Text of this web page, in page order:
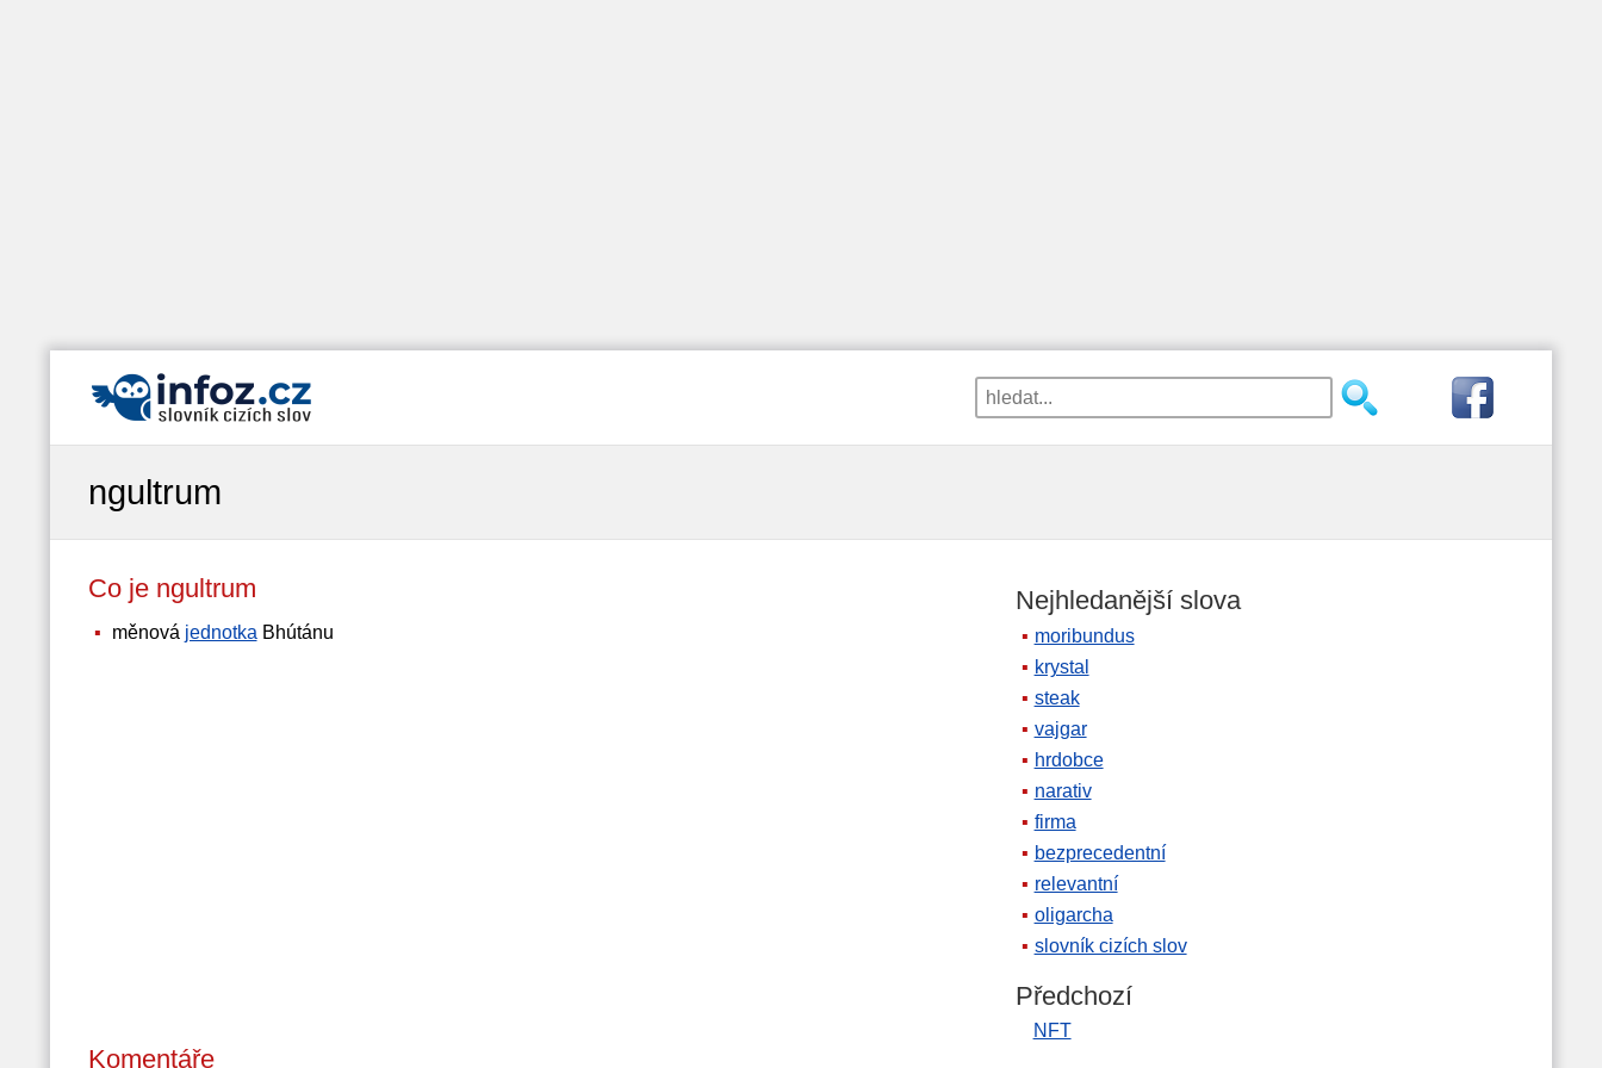
ngultrum
Co je ngultrum
měnová jednotka Bhútánu
Komentáře
Nejhledanější slova
moribundus
krystal
steak
vajgar
hrdobce
narativ
firma
bezprecedentní
relevantní
oligarcha
slovník cizích slov
Předchozí
NFT